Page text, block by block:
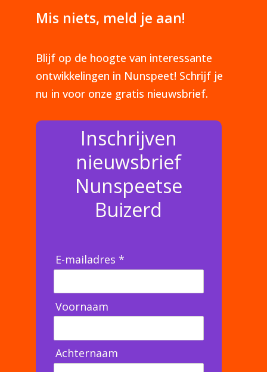
Mis niets, meld je aan!
Blijf op de hoogte van interessante
ontwikkelingen in Nunspeet! Schrijf je
nu in voor onze gratis nieuwsbrief.
Inschrijven
nieuwsbrief
Nunspeetse
Buizerd
E-mailadres *
Voornaam
Achternaam